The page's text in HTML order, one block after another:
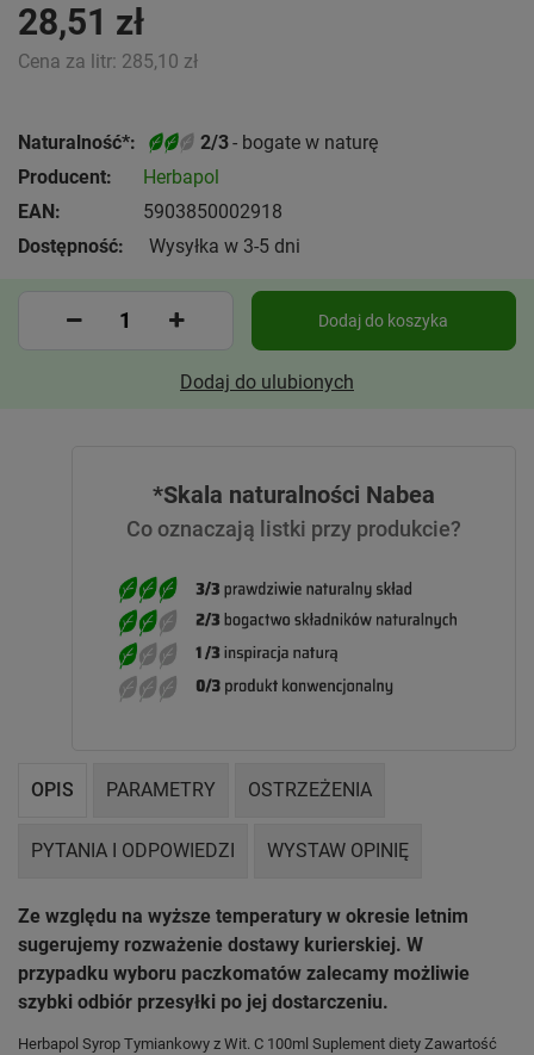
Dostępność: Wysyłka w 3-5 dni
28,51 zł
Cena za litr: 285,10 zł
Dodaj do koszyka
Dodaj do ulubionych
Naturalność*: 2/3- bogate w naturę
Producent:
Herbapol
EAN:
5903850002918
*Skala naturalności Nabea
Co oznaczają listki przy produkcie?
OPIS PARAMETRY OSTRZEŻENIA
PYTANIA I ODPOWIEDZI WYSTAW OPINIĘ
Ze względu na wyższe temperatury w okresie letnim
sugerujemy rozważenie dostawy kurierskiej. W
przypadku wyboru paczkomatów zalecamy możliwie
szybki odbiór przesyłki po jej dostarczeniu.
Herbapol Syrop Tymiankowy z Wit. C 100ml Suplement diety Zawartość